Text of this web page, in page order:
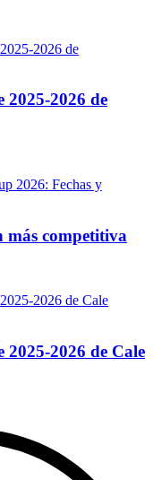
2025-2026 de
competitiva
2025-2026 de Cale